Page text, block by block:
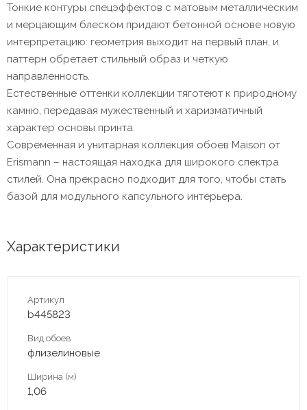
Тонкие контуры спецэффектов с матовым металлическим
и мерцающим блеском придают бетонной основе новую
интерпретацию: геометрия выходит на первый план, и
паттерн обретает стильный образ и четкую
направленность.
Естественные оттенки коллекции тяготеют к природному
камню, передавая мужественный и харизматичный
характер основы принта.
Современная и унитарная коллекция обоев Maison от
Erismann – настоящая находка для широкого спектра
стилей. Она прекрасно подходит для того, чтобы стать
базой для модульного капсульного интерьера.
Характеристики
Артикул
b445823
Вид обоев
флизелиновые
Ширина (м)
1,06